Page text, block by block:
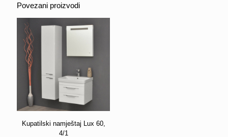
Povezani proizvodi
Kupatilski namještaj Lux 60,
4/1